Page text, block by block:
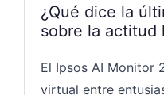
¿Qué dice la
sobre la actitud
El Ipsos AI Monitor
virtual entre